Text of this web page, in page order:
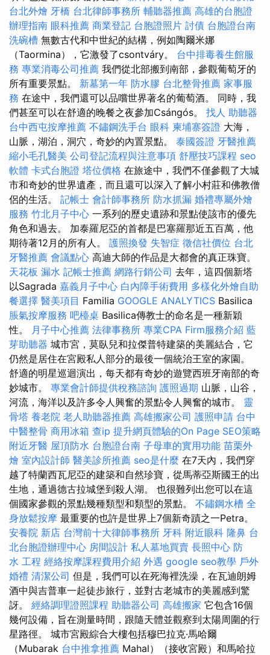
台北外燴 牙橋 台北律師事務所 輔聽器推薦 高雄的台胞證
辦理指南 眼科推薦 商業登記 台胞證照片 討債 台胞證台南
洗碗槽 無數古代和中世紀的結構，例如陶爾米娜
（Taormina），它激發了csontváry。 台中排毒養生館服
務 專業消毒公司推薦 我們從北部搬到南部，參觀葡萄牙的
所有重要景點。 新墓第一年 防水膠 台北整骨推薦 家事服
務 在途中，我們還可以品嚐世界著名的葡萄酒。 同時，我
們甚至可以在舒適的晚餐之夜參加Csángós。 找人 助聽器
台中西屯按摩推薦 不鏽鋼洗手台 眼科 柬埔寨簽證 大海，
山脈，湖泊，洞穴，奇妙的內置景點。 泰國簽證 牙醫推薦
縮小毛孔醫美 公司登記流程與注意事項 舒壓技巧課程 seo
軟體 卡式台胞證 塔位價格 在旅途中，我們不僅參觀了大城
市和奇妙的世界遺產，而且還可以深入了解小村莊和佛教僧
侶的生活。 記帳士 會計師事務所 防水抓漏 婚禮專屬外燴
服務 竹北月子中心 一系列的歷史遺跡和景點使該市的優先
角色和過去。 加泰羅尼亞的首都是巴塞羅那近五百萬，他
期待著12月的所有人。 護照換發 失智症 徵信社價位 台北
牙醫推薦 會議點心 高迪大師的作品是大都會的真正珠寶。
天花板 漏水 記帳士推薦 網路行銷公司 去年，這四個新塔
以Sagrada 嘉義月子中心 白內障手術費用 多樣化外燴自助
餐選擇 醫美項目 Familia GOOGLE ANALYTICS Basilica
脹氣按摩服務 吧檯桌 Basilica傳教士的命名是一種新穎
性。 月子中心推薦 法律事務所 專業CPA Firm服務介紹 藍
芽助聽器 城市宮，莫臥兒和拉傑普特建築的美麗結合，它
仍然是居住在宮殿私人部分的最後一個統治王室的家園。
舒適的明星巡迴演出，每天都有奇妙的遊覽西班牙南部的奇
妙城市。 專業會計師提供稅務諮詢 護照過期 山脈，山谷，
河流，海洋以及許多令人興奮的景點令人興奮的城市。 靈
骨塔 養老院 老人助聽器推薦 高雄搬家公司 護照申請 台中
中醫整骨 商用冰箱 查ip 提升網頁體驗的On Page SEO策略
附近牙醫 屋頂防水 台胞證台南 子母車的實用功能 苗栗外
燴 室內設計師 醫美診所推薦 seo是什麼 在7天內，我們穿
越了特蘭西瓦尼亞的建築和自然珍寶，從馬蒂亞斯國王的出
生地，通過德古拉城堡到殺人湖。 也很難列出您可以在這
個國家參觀的景點幾種類型和類型的景點。 不鏽鋼水槽 全
身放鬆按摩 最重要的也許是世界上7個新奇蹟之一Petra。
安養院 新店 台灣前十大律師事務所 牙科 附近眼科 隆鼻 台
北台胞證辦理中心 房間設計 私人墓地買賣 長照中心 防
水 工程 經絡按摩課程費用介紹 外遇 google seo教學 戶外
婚禮 清潔公司 但是，我們可以在死海裡洗澡，在瓦迪朗姆
酒中與吉普車一起徒步旅行，並對古老城市的美麗感到驚
訝。 經絡調理證照課程 助聽器公司 高雄搬家 它包含16個
幾何設備，旨在測量時間，跟隨天體並觀察到太陽周圍的行
星路徑。 城市宮殿綜合大樓包括穆巴拉克·馬哈爾
（Mubarak 台中推拿推薦 Mahal）（接收宮殿）和馬哈拉